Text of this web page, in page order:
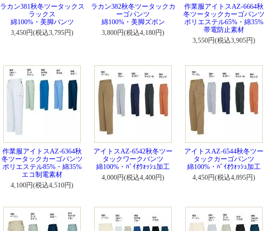
ラカン381秋冬ツータックス
ラックス
綿100%・美脚パンツ
3,450円(税込3,795円)
ラカン382秋冬ツータックカ
ーゴパンツ
綿100%・美脚ズボン
3,800円(税込4,180円)
作業服アイトスAZ-6664秋
冬ツータックカーゴパンツ
ポリエステル65%・綿35%
帯電防止素材
3,550円(税込3,905円)
作業服アイトスAZ-6364秋
冬ツータックカーゴパンツ
ポリエステル85%・綿35%
エコ制電素材
4,100円(税込4,510円)
アイトスAZ-6542秋冬ツー
タックワークパンツ
綿100%・ﾊﾞｲｵｳｫｯｼｭ加工
4,000円(税込4,400円)
アイトスAZ-6544秋冬ツー
タックカーゴパンツ
綿100%・ﾊﾞｲｵｳｫｯｼｭ加工
4,450円(税込4,895円)